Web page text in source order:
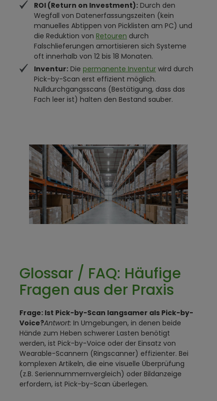
ROI (Return on Investment): Durch den
Wegfall von Datenerfassungszeiten (kein
manuelles Abtippen von Picklisten am PC) und
die Reduktion von Retouren durch
Falschlieferungen amortisieren sich Systeme
oft innerhalb von 12 bis 18 Monaten.
Inventur: Die permanente Inventur wird durch
Pick-by-Scan erst effizient möglich.
Nulldurchgangsscans (Bestätigung, dass das
Fach leer ist) halten den Bestand sauber.
Glossar / FAQ: Häufige
Fragen aus der Praxis
Frage: Ist Pick-by-Scan langsamer als Pick-by-
Voice?Antwort: In Umgebungen, in denen beide
Hände zum Heben schwerer Lasten benötigt
werden, ist Pick-by-Voice oder der Einsatz von
Wearable-Scannern (Ringscanner) effizienter. Bei
komplexen Artikeln, die eine visuelle Überprüfung
(z.B. Seriennummernvergleich) oder Bildanzeige
erfordern, ist Pick-by-Scan überlegen.